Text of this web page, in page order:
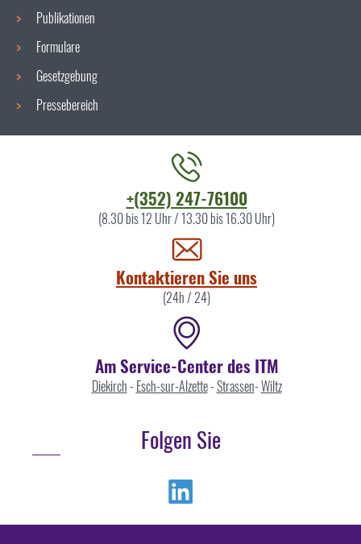
Publikationen
Formulare
Gesetzgebung
Pressebereich
+(352) 247-76100
(8.30 bis 12 Uhr / 13.30 bis 16.30 Uhr)
Kontaktieren Sie uns
(24h / 24)
Am Service-Center des ITM
Diekirch- Esch-sur-Alzette-Strassen-Wiltz
Folgen Sie